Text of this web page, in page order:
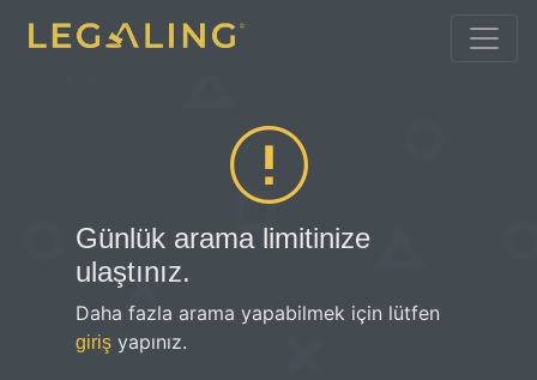
Günlük arama limitinize
ulaştınız.
Daha fazla arama yapabilmek için lütfen
giriş yapınız.